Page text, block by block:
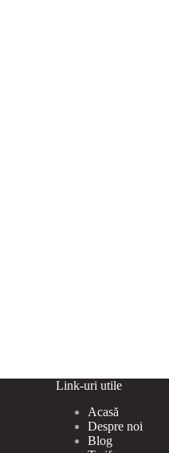
Link-uri utile
Acasă
Despre noi
Blog